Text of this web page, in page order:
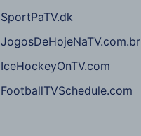
SportPaTV.dk
JogosDeHojeNaTV.com.br
IceHockeyOnTV.com
FootballTVSchedule.com